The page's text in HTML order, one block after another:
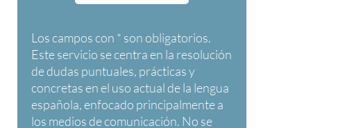
Los campos con * son obligatorios